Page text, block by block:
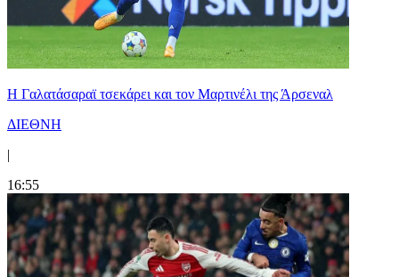
H Γαλατάσαραϊ τσεκάρει και τον Μαρτινέλι της Άρσεναλ
ΔΙΕΘΝΗ
|
16:55